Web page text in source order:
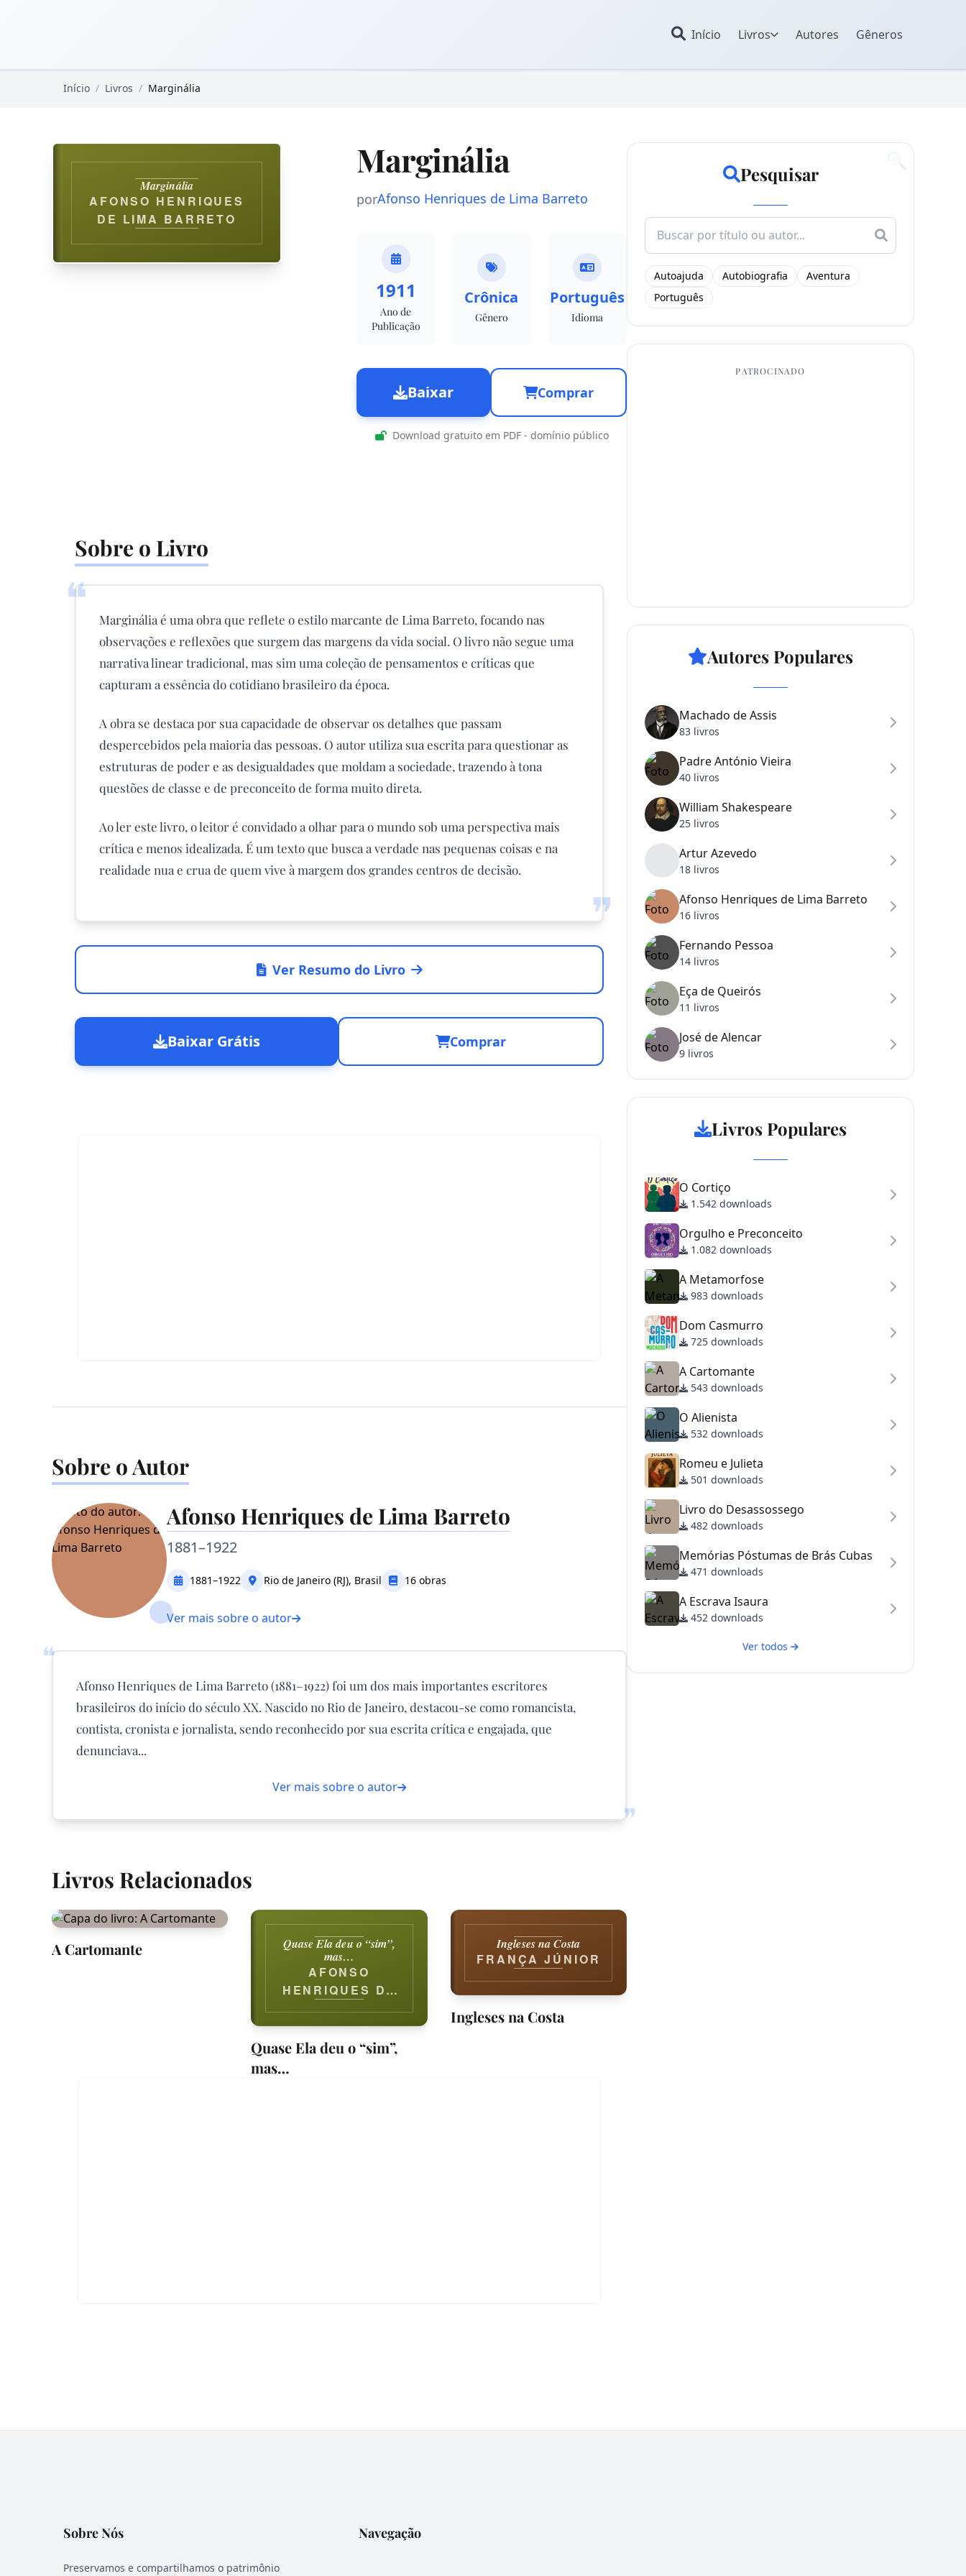
Início Livros Autores Gêneros
Início / Livros / Marginália
Marginália
AFONSO HENRIQUES
DE LIMA BARRETO
Marginália
porAfonso Henriques de Lima Barreto
1911
Ano de
Publicação
Crônica
Gênero
Português
Idioma
Baixar Comprar
Download gratuito em PDF - domínio público
Sobre o Livro
❝
❞
Marginália é uma obra que reflete o estilo marcante de Lima Barreto, focando nas
observações e reflexões que surgem das margens da vida social. O livro não segue uma
narrativa linear tradicional, mas sim uma coleção de pensamentos e críticas que
capturam a essência do cotidiano brasileiro da época.
A obra se destaca por sua capacidade de observar os detalhes que passam
despercebidos pela maioria das pessoas. O autor utiliza sua escrita para questionar as
estruturas de poder e as desigualdades que moldam a sociedade, trazendo à tona
questões de classe e de preconceito de forma muito direta.
Ao ler este livro, o leitor é convidado a olhar para o mundo sob uma perspectiva mais
crítica e menos idealizada. É um texto que busca a verdade nas pequenas coisas e na
realidade nua e crua de quem vive à margem dos grandes centros de decisão.
Ver Resumo do Livro
Baixar Grátis Comprar
Sobre o Autor
Afonso Henriques de Lima Barreto
1881–1922
1881–1922 Rio de Janeiro (RJ), Brasil 16 obras
Ver mais sobre o autor
❝
❞
Afonso Henriques de Lima Barreto (1881–1922) foi um dos mais importantes escritores
brasileiros do início do século XX. Nascido no Rio de Janeiro, destacou-se como romancista,
contista, cronista e jornalista, sendo reconhecido por sua escrita crítica e engajada, que
denunciava...
Ver mais sobre o autor
Livros Relacionados
A Cartomante
Quase Ela deu o “sim”,
mas…
AFONSO
HENRIQUES DE
LIMA BARRETO
Quase Ela deu o “sim”,
mas…
Ingleses na Costa
FRANÇA JÚNIOR
Ingleses na Costa
Pesquisar
Search
for:
Autoajuda Autobiografia
Aventura
Português
PATROCINADO
Autores Populares
Machado de Assis
83 livros
Padre António Vieira
40 livros
William Shakespeare
25 livros
Artur Azevedo
18 livros
Afonso Henriques de Lima Barreto
16 livros
Fernando Pessoa
14 livros
Eça de Queirós
11 livros
José de Alencar
9 livros
Livros Populares
O Cortiço
1.542 downloads
Orgulho e Preconceito
1.082 downloads
A Metamorfose
983 downloads
Dom Casmurro
725 downloads
A Cartomante
543 downloads
O Alienista
532 downloads
Romeu e Julieta
501 downloads
Livro do Desassossego
482 downloads
Memórias Póstumas de Brás Cubas
471 downloads
A Escrava Isaura
452 downloads
Ver todos
Sobre Nós
Preservamos e compartilhamos o patrimônio
Navegação